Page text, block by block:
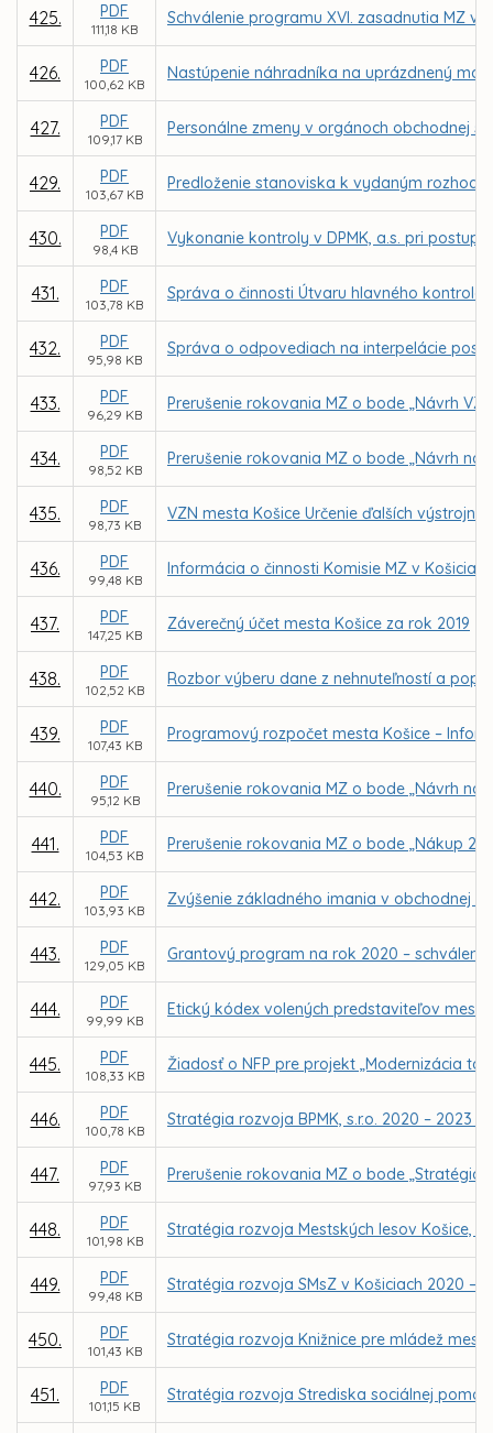
425. PDF
111,18 KB
Schválenie programu XVI. zasadnutia MZ v
426. PDF
100,62 KB
Nastúpenie náhradníka na uprázdnený
427. PDF
109,17 KB
Personálne zmeny v orgánoch obchodnej
429. PDF
103,67 KB
Predloženie stanoviska k vydaným
430. PDF
98,4 KB
Vykonanie kontroly v DPMK, a.s. pri
431. PDF
103,78 KB
Správa o činnosti Útvaru hlavného
432. PDF
95,98 KB
Správa o odpovediach na interpelácie
433. PDF
96,29 KB
Prerušenie rokovania MZ o bode „Návrh
434. PDF
98,52 KB
Prerušenie rokovania MZ o bode „Návrh
435. PDF
98,73 KB
VZN mesta Košice Určenie ďalších
436. PDF
99,48 KB
Informácia o činnosti Komisie MZ v
437. PDF
147,25 KB
Záverečný účet mesta Košice za rok 2019
438. PDF
102,52 KB
Rozbor výberu dane z nehnuteľností a
439. PDF
107,43 KB
Programový rozpočet mesta Košice –
440. PDF
95,12 KB
Prerušenie rokovania MZ o bode „Návrh
441. PDF
104,53 KB
Prerušenie rokovania MZ o bode „Nákup
442. PDF
103,93 KB
Zvýšenie základného imania v obchodnej
443. PDF
129,05 KB
Grantový program na rok 2020 –
444. PDF
99,99 KB
Etický kódex volených predstaviteľov
445. PDF
108,33 KB
Žiadosť o NFP pre projekt „Modernizácia
446. PDF
100,78 KB
Stratégia rozvoja BPMK, s.r.o. 2020 – 2023 –
447. PDF
97,93 KB
Prerušenie rokovania MZ o bode „Stratégia
448. PDF
101,98 KB
Stratégia rozvoja Mestských lesov Košice,
449. PDF
99,48 KB
Stratégia rozvoja SMsZ v Košiciach 2020 –
450. PDF
101,43 KB
Stratégia rozvoja Knižnice pre mládež mesta
451. PDF
101,15 KB
Stratégia rozvoja Strediska sociálnej pomoci